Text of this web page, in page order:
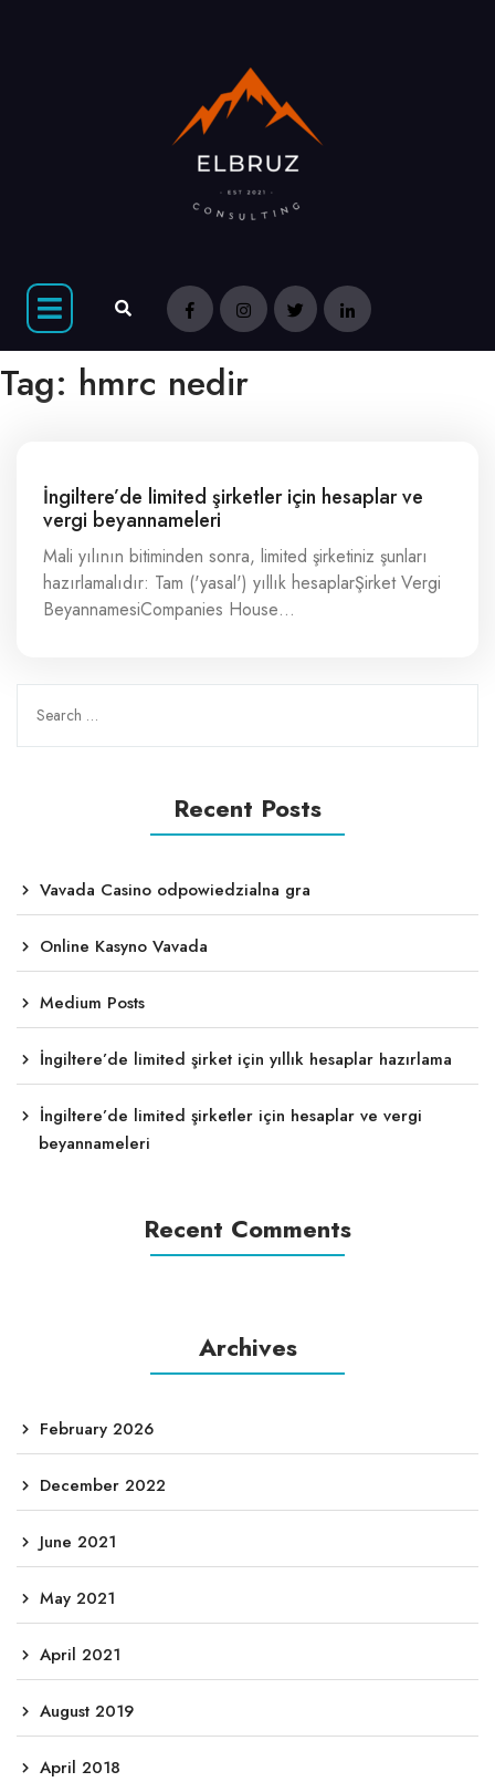
Tag: hmrc nedir
İngiltere’de limited şirketler için hesaplar ve
vergi beyannameleri
Mali yılının bitiminden sonra, limited şirketiniz şunları
hazırlamalıdır: Tam ('yasal') yıllık hesaplarŞirket Vergi
BeyannamesiCompanies House…
Recent Posts
Vavada Casino odpowiedzialna gra
Online Kasyno Vavada
Medium Posts
İngiltere’de limited şirket için yıllık hesaplar hazırlama
İngiltere’de limited şirketler için hesaplar ve vergi
beyannameleri
Recent Comments
Archives
February 2026
December 2022
June 2021
May 2021
April 2021
August 2019
April 2018